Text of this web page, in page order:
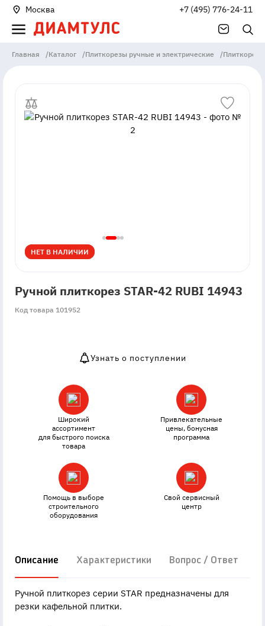
Москва +7 (495) 776-24-11
Главная /Каталог /Плиткорезы ручные и электрические /
НЕТ В НАЛИЧИИ
НЕТ В НАЛИЧИИ
Ручной плиткорез STAR-42 RUBI 14943
Код товара 101952
Узнать о поступлении
Широкий
ассортимент
для быстрого поиска
товара
Привлекательные
цены, бонусная
программа
Помощь в выборе
строительного
оборудования
Свой сервисный
центр
Описание Характеристики Вопрос / Ответ
Ручной плиткорез серии STAR предназначены для
резки кафельной плитки.